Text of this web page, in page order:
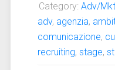
Category:Adv/Mkt
adv, agenzia,
comunicazione,
recruiting,stage,